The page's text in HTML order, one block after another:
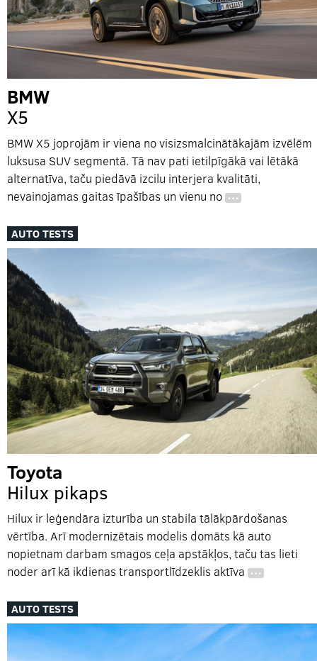
BMW
X5
BMW X5 joprojām ir viena no visizsmalcinātākajām izvēlēm
luksusa SUV segmentā. Tā nav pati ietilpīgākā vai lētākā
alternatīva, taču piedāvā izcilu interjera kvalitāti,
nevainojamas gaitas īpašības un vienu no …
AUTO TESTS
Toyota
Hilux pikaps
Hilux ir leģendāra izturība un stabila tālākpārdošanas
vērtība. Arī modernizētais modelis domāts kā auto
nopietnam darbam smagos ceļa apstākļos, taču tas lieti
noder arī kā ikdienas transportlīdzeklis aktīva …
AUTO TESTS